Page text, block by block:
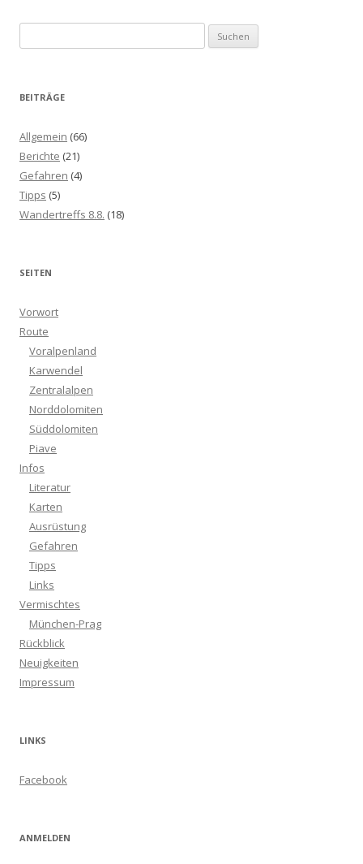
nach:
BEITRÄGE
Allgemein (66)
Berichte (21)
Gefahren (4)
Tipps (5)
Wandertreffs 8.8. (18)
SEITEN
Vorwort
Route
Voralpenland
Karwendel
Zentralalpen
Norddolomiten
Süddolomiten
Piave
Infos
Literatur
Karten
Ausrüstung
Gefahren
Tipps
Links
Vermischtes
München-Prag
Rückblick
Neuigkeiten
Impressum
LINKS
Facebook
ANMELDEN